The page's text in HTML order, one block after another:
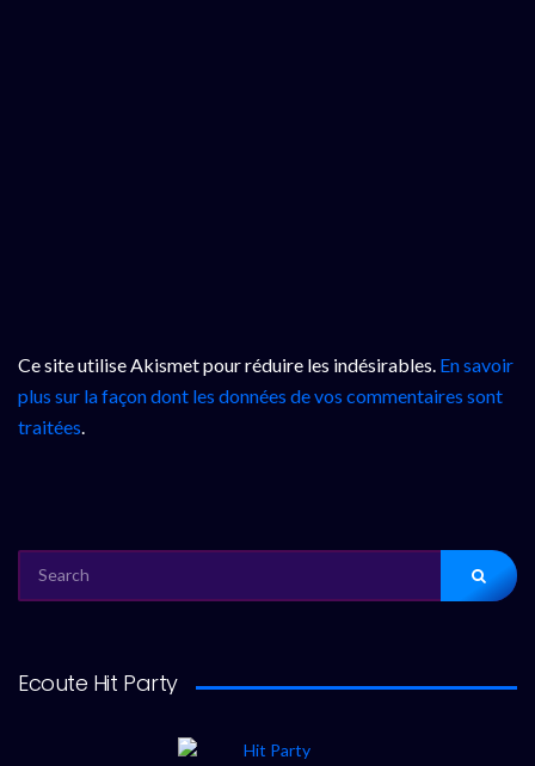
Ce site utilise Akismet pour réduire les indésirables. En savoir
plus sur la façon dont les données de vos commentaires sont
traitées.
FOR:
Ecoute Hit Party